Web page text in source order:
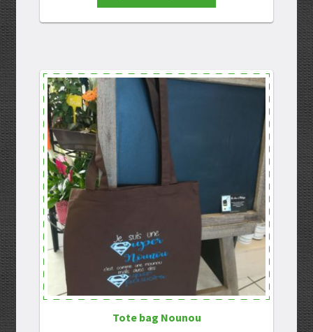
Tote bag Nounou